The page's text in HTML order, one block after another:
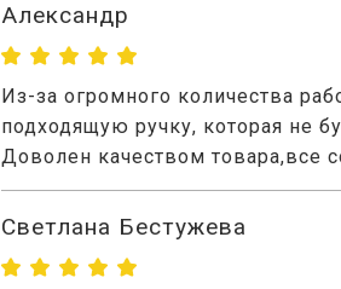
Александр
Из-за огромного количества
подходящую ручку, которая не
Доволен качеством товара,все
Светлана Бестужева